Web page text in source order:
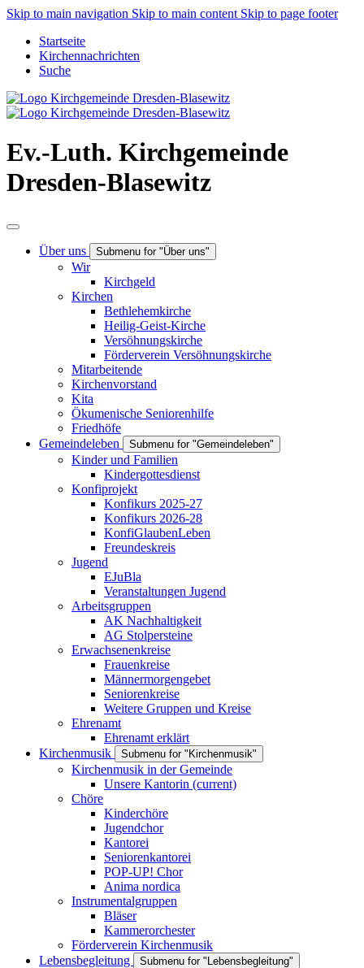
Skip to main navigation Skip to main content Skip to page footer
Startseite
Kirchennachrichten
Suche
Ev.-Luth. Kirchgemeinde
Dresden-Blasewitz
Über uns Submenu for "Über uns"
Wir
Kirchgeld
Kirchen
Bethlehemkirche
Heilig-Geist-Kirche
Versöhnungskirche
Förderverein Versöhnungskirche
Mitarbeitende
Kirchenvorstand
Kita
Ökumenische Seniorenhilfe
Friedhöfe
Gemeindeleben
Submenu for "Gemeindeleben"
Kinder und Familien
Kindergottesdienst
Konfiprojekt
Konfikurs 2025-27
Konfikurs 2026-28
KonfiGlaubenLeben
Freundeskreis
Jugend
EJuBla
Veranstaltungen Jugend
Arbeitsgruppen
AK Nachhaltigkeit
AG Stolpersteine
Erwachsenenkreise
Frauenkreise
Männermorgengebet
Seniorenkreise
Weitere Gruppen und Kreise
Ehrenamt
Ehrenamt erklärt
Kirchenmusik
Submenu for "Kirchenmusik"
Kirchenmusik in der Gemeinde
Unsere Kantorin (current)
Chöre
Kinderchöre
Jugendchor
Kantorei
Seniorenkantorei
POP-UP! Chor
Anima nordica
Instrumentalgruppen
Bläser
Kammerorchester
Förderverein Kirchenmusik
Lebensbegleitung
Submenu for "Lebensbegleitung"